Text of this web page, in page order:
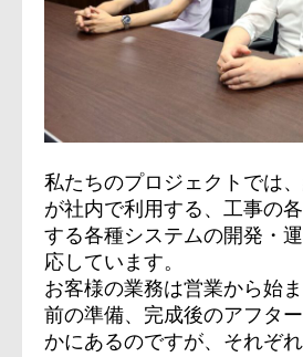
私たちのプロジェクトでは
が社内で利用する、工事の
する各種システムの開発・
応しています。
お客様の業務は営業から始
前の準備、完成後のアフタ
かにあるのですが、それぞ